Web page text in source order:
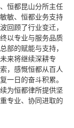
恒都昆山分所主任
敏、恒都业务支持
回顾了行业变迁，
以专业与服务品质
部的赋能与支持，
来将继续深耕专
，感慨恒都从百人
一日的奋斗积累。
为恒都律所提供坚
专业、协同进取的